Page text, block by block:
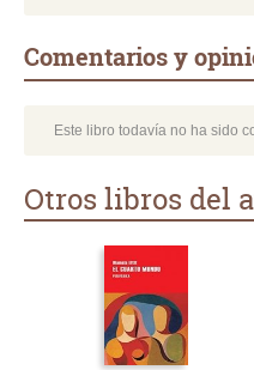
Comentarios y
Este libro todavía no ha sido
Otros libros del